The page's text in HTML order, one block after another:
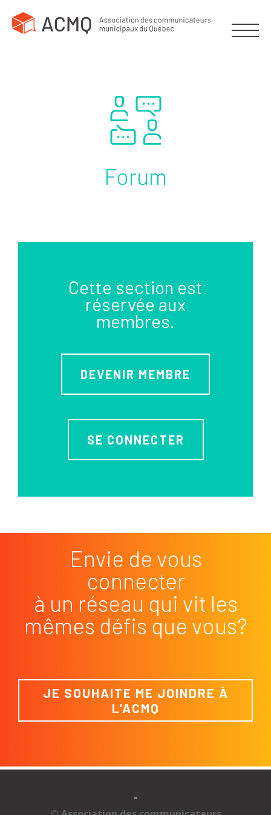
Forum
Cette section est
réservée aux
membres.
DEVENIR MEMBRE
SE CONNECTER
Envie de vous
connecter
à un réseau qui vit les
mêmes défis que vous?
JE SOUHAITE ME JOINDRE À
L’ACMQ
-